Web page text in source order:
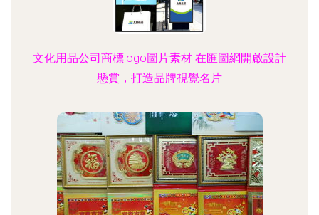
文化用品公司商標logo圖片素材 在匯圖網開啟設計
懸賞，打造品牌視覺名片